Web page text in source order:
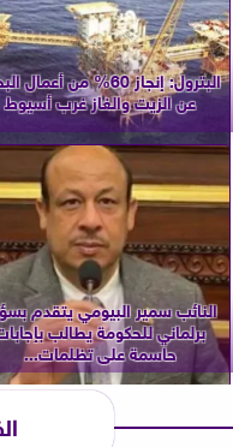
البترول: إنجاز 60% من
عن الزيت والغاز غرب أسيوط
النائب سمير البيومي يتقدم
برلماني للحكومة يطالب
حاسمة على تظلمات...